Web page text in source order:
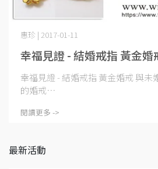
幸福見證 - 結婚戒指 黃金婚
惠珍 | 2017-01-11
幸福見證 - 結婚戒指 黃金婚戒 與未
的婚戒⋯
閱讀更多 ->
最新活動